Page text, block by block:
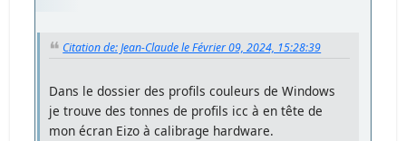
Citation de: Jean-Claude le Février 09, 2024, 15:28:39
Dans le dossier des profils couleurs de Windows
je trouve des tonnes de profils icc à en tête de
mon écran Eizo à calibrage hardware.